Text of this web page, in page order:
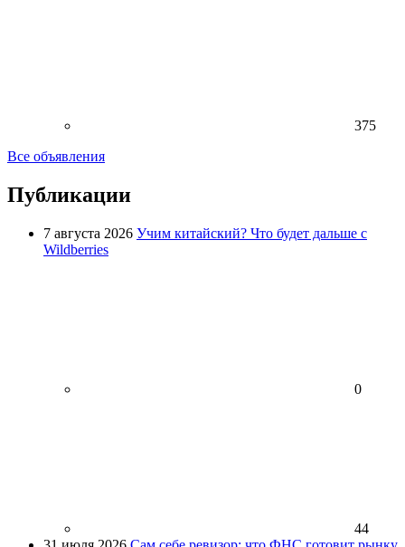
375
Все объявления
Публикации
7 августа 2026 Учим китайский? Что будет дальше с
Wildberries
0
44